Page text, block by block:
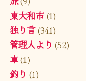
東大和市(1)
独り言(341)
管理人より (52)
車(1)
釣り (1)